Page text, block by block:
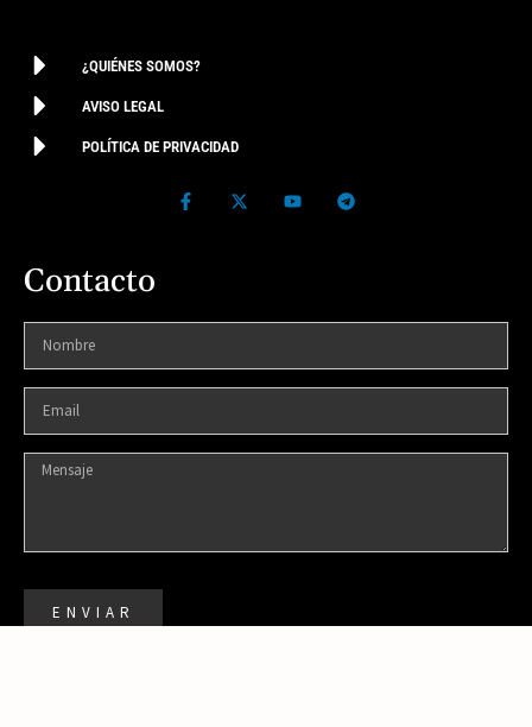
¿QUIÉNES SOMOS?
AVISO LEGAL
POLÍTICA DE PRIVACIDAD
Contacto
ENVIAR